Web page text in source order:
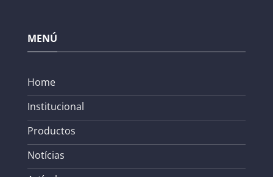
MENÚ
Home
Institucional
Productos
Notícias